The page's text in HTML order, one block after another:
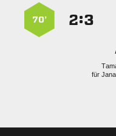
:
70’
für